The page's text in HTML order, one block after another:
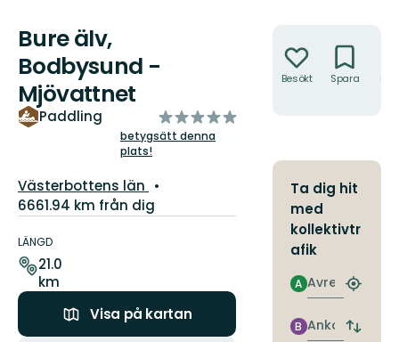
Bure älv,
Bodbysund -
Mjövattnet
Paddling
av
5
betygsätt denna
plats!
Län:
Västerbottens län
6661.94 km från dig
om
leden
LÄNGD
21.0
km
Visa på kartan
Besökt Spara
Ta dig hit
med
kollektivtr
afik
Avresa
A
Hitta
Ankomst
B
Byt